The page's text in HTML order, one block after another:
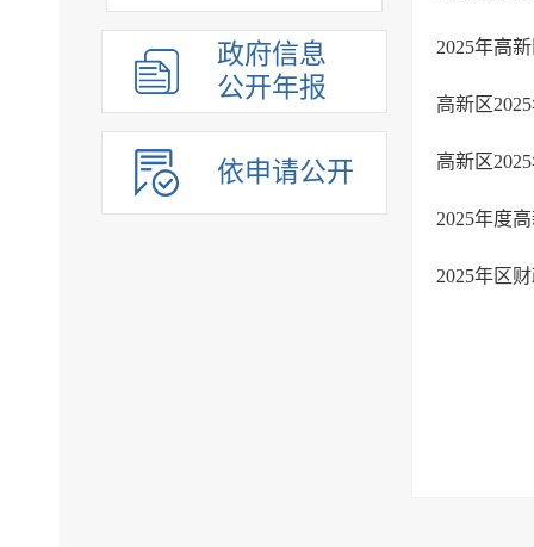
政府信息
公开年报
依申请公开
高新区
高新区
2025年度
2025年区